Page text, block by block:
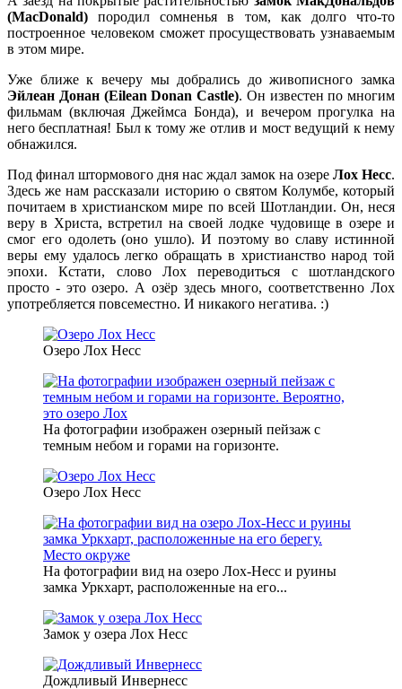
(MacDonald) породил сомненья в том, как долго что-то
построенное человеком сможет просуществовать узнаваемым
в этом мире.
Уже ближе к вечеру мы добрались до живописного замка
Эйлеан Донан (Eilean Donan Castle). Он известен по многим
фильмам (включая Джеймса Бонда), и вечером прогулка на
него бесплатная! Был к тому же отлив и мост ведущий к нему
обнажился.
Под финал штормового дня нас ждал замок на озере Лох Несс.
Здесь же нам рассказали историю о святом Колумбе, который
почитаем в христианском мире по всей Шотландии. Он, неся
веру в Христа, встретил на своей лодке чудовище в озере и
смог его одолеть (оно ушло). И поэтому во славу истинной
веры ему удалось легко обращать в христианство народ той
эпохи. Кстати, слово Лох переводиться с шотландского
просто - это озеро. А озёр здесь много, соответственно Лох
употребляется повсеместно. И никакого негатива. :)
Озеро Лох Несс
На фотографии изображен озерный пейзаж с
темным небом и горами на горизонте.
Озеро Лох Несс
На фотографии вид на озеро Лох-Несс и руины
замка Уркхарт, расположенные на его...
Замок у озера Лох Несс
Дождливый Инвернесс